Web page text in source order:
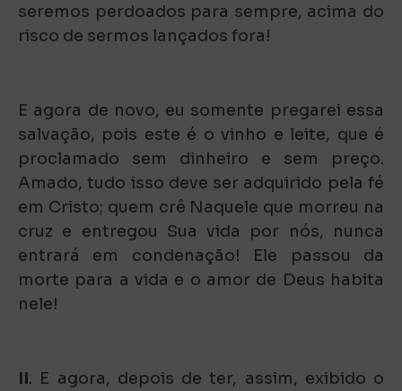
seremos perdoados para sempre, acima do
risco de sermos lançados fora!
E agora de novo, eu somente pregarei essa
salvação, pois este é o vinho e leite, que é
proclamado sem dinheiro e sem preço.
Amado, tudo isso deve ser adquirido pela fé
em Cristo; quem crê Naquele que morreu na
cruz e entregou Sua vida por nós, nunca
entrará em condenação! Ele passou da
morte para a vida e o amor de Deus habita
nele!
II. E agora, depois de ter, assim, exibido o